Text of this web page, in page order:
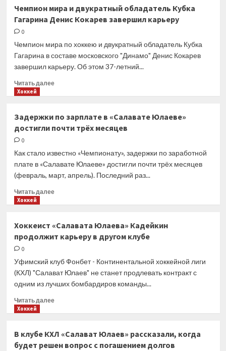
подписал
соглашение
Кареевым
Чемпион мира и двукратный обладатель Кубка
Гагарина Денис Кокарев завершил карьеру
0
Чемпион мира по хоккею и двукратный обладатель Кубка
Гагарина в составе московского "Динамо" Денис Кокарев
завершил карьеру. Об этом 37-летний...
Читать далееПрочитать
мира
и двукратный
Денис
Кокарев
Хоккей
Задержки по зарплате в «Салавате Юлаеве»
достигли почти трёх месяцев
0
Как стало известно «Чемпионату», задержки по заработной
плате в «Салавате Юлаеве» достигли почти трёх месяцев
(февраль, март, апрель). Последний раз...
Читать далееПрочитать
по зарплате
в «Салавате
достигли
почти
трёх
месяцев
Хоккей
Хоккеист «Салавата Юлаева» Кадейкин
продолжит карьеру в другом клубе
0
Уфимский клуб Фонбет - Континентальной хоккейной лиги
(КХЛ) "Салават Юлаев" не станет продлевать контракт с
одним из лучших бомбардиров команды...
Читать далееПрочитать
«Салавата
Юлаева»
Хоккей
В клубе КХЛ «Салават Юлаев» рассказали, когда
будет решен вопрос с погашением долгов